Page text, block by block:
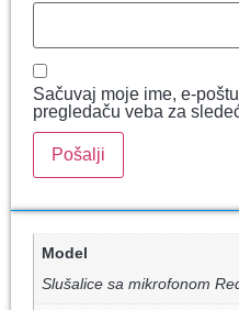
Sačuvaj moje ime, e-
pregledaču veba za
Model
Slušalice sa mikrofonom